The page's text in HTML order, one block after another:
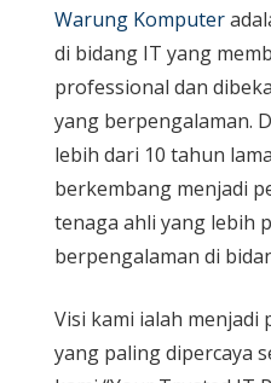
Warung Komputer
di bidang IT yang
professional dan
yang berpengalaman.
lebih dari 10 tahun
berkembang menjadi
tenaga ahli yang lebih
berpengalaman di
Visi kami ialah menjadi
yang paling dipercaya